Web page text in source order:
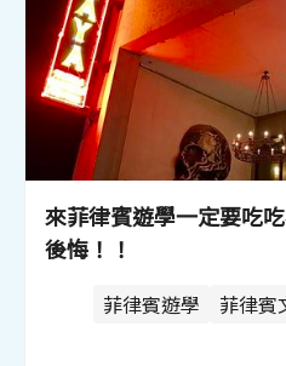
來菲律賓遊學一定要吃
後悔！！
菲律賓遊學 菲律賓